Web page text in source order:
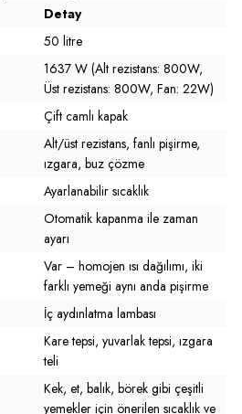
Detay
50 litre
1637 W (Alt rezistans: 800W,
Üst rezistans: 800W, Fan: 22W)
Çift camlı kapak
Alt/üst rezistans, fanlı pişirme,
ızgara, buz çözme
Ayarlanabilir sıcaklık
Otomatik kapanma ile zaman
ayarı
Var – homojen ısı dağılımı, iki
farklı yemeği aynı anda pişirme
İç aydınlatma lambası
Kare tepsi, yuvarlak tepsi, ızgara
teli
Kek, et, balık, börek gibi çeşitli
yemekler için önerilen sıcaklık ve